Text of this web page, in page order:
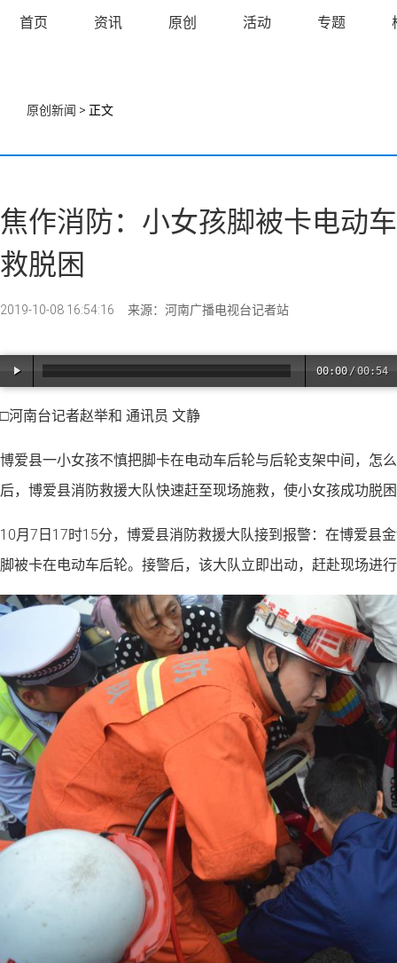
首页 资讯 原创 活动 专题
原创新闻 > 正文
焦作消防：小女孩脚被卡电动
救脱困
2019-10-08 16:54:16 来源：河南广播电视台记者站
00:00 /00:54
□河南台记者赵举和 通讯员 文静
博爱县一小女孩不慎把脚卡在电动车后轮与后轮支架中间，怎
后，博爱县消防救援大队快速赶至现场施救，使小女孩成功脱
10月7日17时15分，博爱县消防救援大队接到报警：在博爱县
脚被卡在电动车后轮。接警后，该大队立即出动，赶赴现场进